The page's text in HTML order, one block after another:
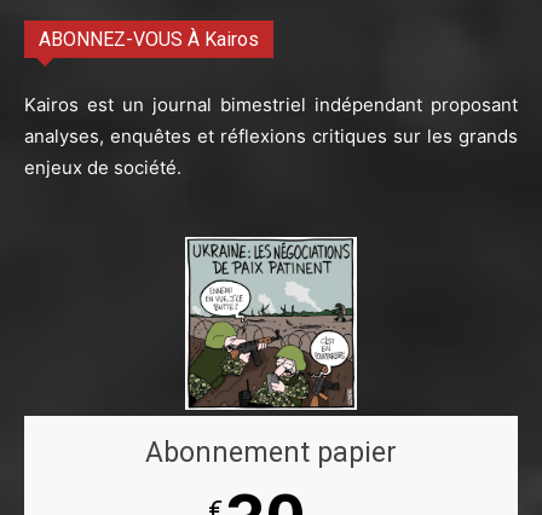
ABONNEZ-VOUS À Kairos
Kairos est un journal bimestriel indépendant proposant
analyses, enquêtes et réflexions critiques sur les grands
enjeux de société.
Abonnement papier